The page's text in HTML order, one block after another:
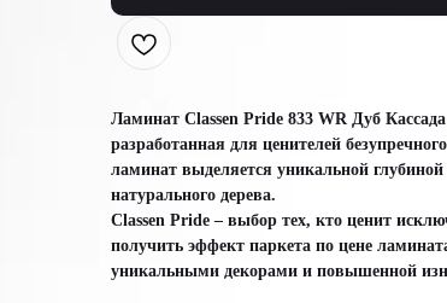
Ламинат Classen Pride 833 WR Дуб
разработанная для ценителей
ламинат выделяется уникальной
натурального дерева.
Classen Pride – выбор тех, кто ценит
получить эффект паркета по цене
уникальными декорами и повышенной